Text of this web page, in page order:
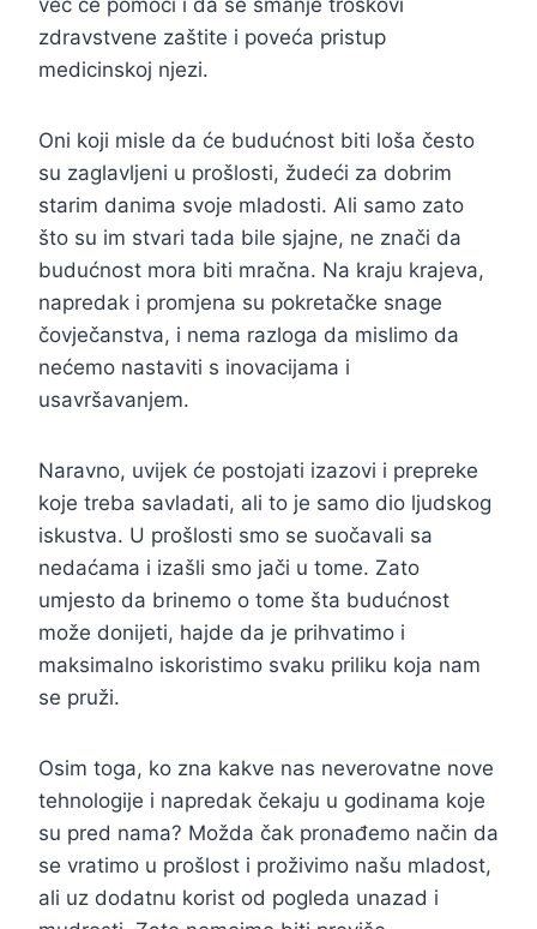
već će pomoći i da se smanje troškovi
zdravstvene zaštite i poveća pristup
medicinskoj njezi.
Oni koji misle da će budućnost biti loša često
su zaglavljeni u prošlosti, žudeći za dobrim
starim danima svoje mladosti. Ali samo zato
što su im stvari tada bile sjajne, ne znači da
budućnost mora biti mračna. Na kraju krajeva,
napredak i promjena su pokretačke snage
čovječanstva, i nema razloga da mislimo da
nećemo nastaviti s inovacijama i
usavršavanjem.
Naravno, uvijek će postojati izazovi i prepreke
koje treba savladati, ali to je samo dio ljudskog
iskustva. U prošlosti smo se suočavali sa
nedaćama i izašli smo jači u tome. Zato
umjesto da brinemo o tome šta budućnost
može donijeti, hajde da je prihvatimo i
maksimalno iskoristimo svaku priliku koja nam
se pruži.
Osim toga, ko zna kakve nas neverovatne nove
tehnologije i napredak čekaju u godinama koje
su pred nama? Možda čak pronađemo način da
se vratimo u prošlost i proživimo našu mladost,
ali uz dodatnu korist od pogleda unazad i